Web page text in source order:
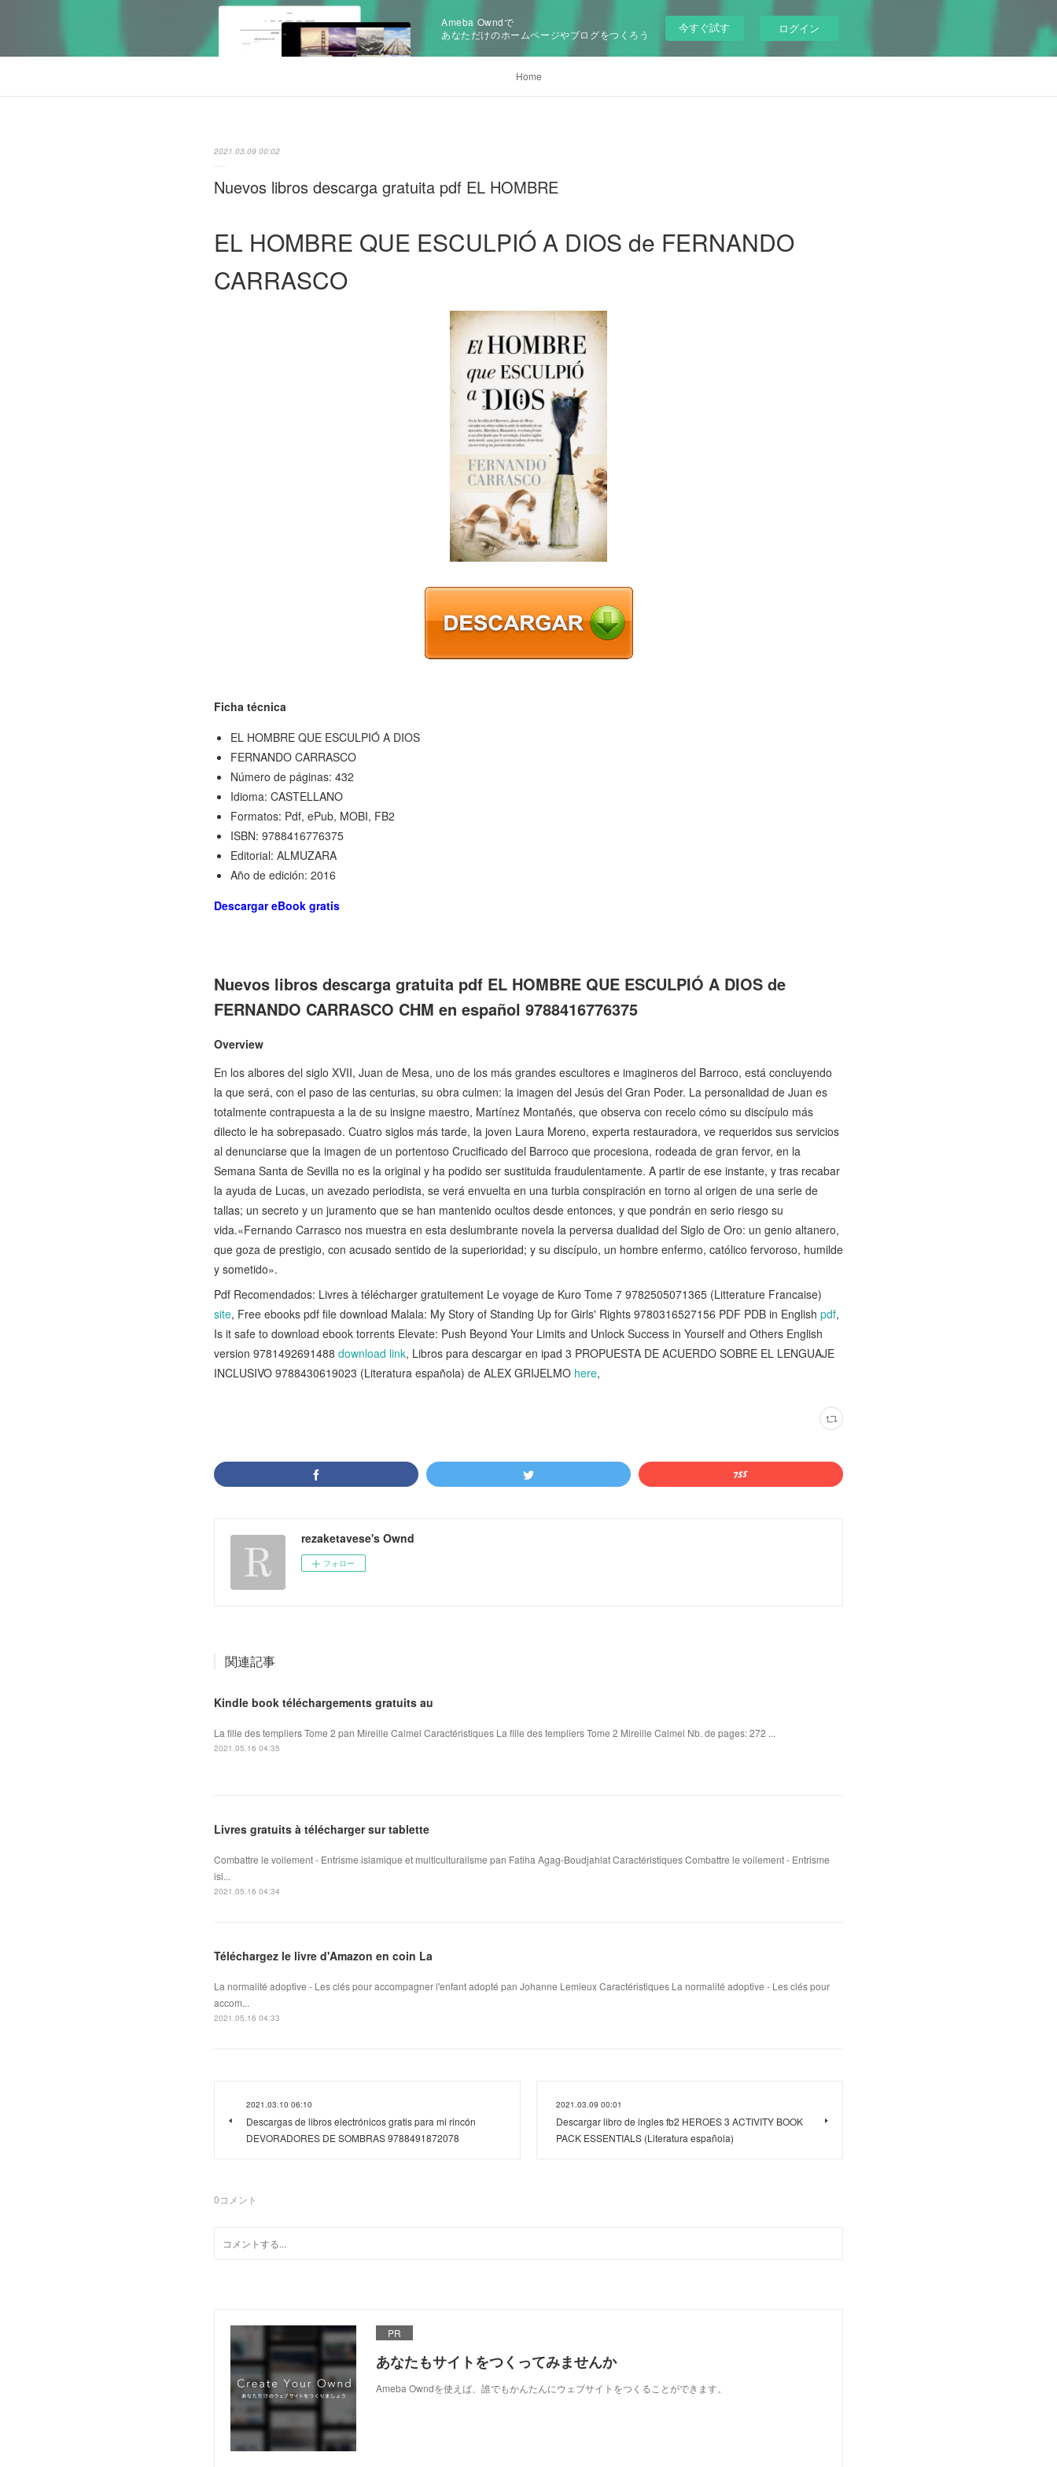
Ameba Owndで
あなただけのホームページやブログをつくろう
今すぐ試す ログイン
Home
2021.03.09 00:02
Nuevos libros descarga gratuita pdf EL HOMBRE
EL HOMBRE QUE ESCULPIÓ A DIOS de FERNANDO
CARRASCO
Ficha técnica
EL HOMBRE QUE ESCULPIÓ A DIOS
FERNANDO CARRASCO
Número de páginas: 432
Idioma: CASTELLANO
Formatos: Pdf, ePub, MOBI, FB2
ISBN: 9788416776375
Editorial: ALMUZARA
Año de edición: 2016
Descargar eBook gratis
Nuevos libros descarga gratuita pdf EL HOMBRE QUE ESCULPIÓ A DIOS de
FERNANDO CARRASCO CHM en español 9788416776375
Overview
En los albores del siglo XVII, Juan de Mesa, uno de los más grandes escultores e imagineros del Barroco, está concluyendo
la que será, con el paso de las centurias, su obra culmen: la imagen del Jesús del Gran Poder. La personalidad de Juan es
totalmente contrapuesta a la de su insigne maestro, Martínez Montañés, que observa con recelo cómo su discípulo más
dilecto le ha sobrepasado. Cuatro siglos más tarde, la joven Laura Moreno, experta restauradora, ve requeridos sus servicios
al denunciarse que la imagen de un portentoso Crucificado del Barroco que procesiona, rodeada de gran fervor, en la
Semana Santa de Sevilla no es la original y ha podido ser sustituida fraudulentamente. A partir de ese instante, y tras recabar
la ayuda de Lucas, un avezado periodista, se verá envuelta en una turbia conspiración en torno al origen de una serie de
tallas; un secreto y un juramento que se han mantenido ocultos desde entonces, y que pondrán en serio riesgo su
vida.«Fernando Carrasco nos muestra en esta deslumbrante novela la perversa dualidad del Siglo de Oro: un genio altanero,
que goza de prestigio, con acusado sentido de la superioridad; y su discípulo, un hombre enfermo, católico fervoroso, humilde
y sometido».
Pdf Recomendados: Livres à télécharger gratuitement Le voyage de Kuro Tome 7 9782505071365 (Litterature Francaise)
site, Free ebooks pdf file download Malala: My Story of Standing Up for Girls' Rights 9780316527156 PDF PDB in English pdf,
Is it safe to download ebook torrents Elevate: Push Beyond Your Limits and Unlock Success in Yourself and Others English
version 9781492691488 download link, Libros para descargar en ipad 3 PROPUESTA DE ACUERDO SOBRE EL LENGUAJE
INCLUSIVO 9788430619023 (Literatura española) de ALEX GRIJELMO here,
rezaketavese's Ownd
フォロー
関連記事
Kindle book téléchargements gratuits au
La fille des templiers Tome 2 pan Mireille Calmel Caractéristiques La fille des templiers Tome 2 Mireille Calmel Nb. de pages: 272 ...
2021.05.16 04:35
Livres gratuits à télécharger sur tablette
Combattre le voilement - Entrisme islamique et multiculturalisme pan Fatiha Agag-Boudjahlat Caractéristiques Combattre le voilement - Entrisme
isl...
2021.05.16 04:34
Téléchargez le livre d'Amazon en coin La
La normalité adoptive - Les clés pour accompagner l'enfant adopté pan Johanne Lemieux Caractéristiques La normalité adoptive - Les clés pour
accom...
2021.05.16 04:33
2021.03.10 06:10
Descargas de libros electrónicos gratis para mi rincón
DEVORADORES DE SOMBRAS 9788491872078
2021.03.09 00:01
Descargar libro de ingles fb2 HEROES 3 ACTIVITY BOOK
PACK ESSENTIALS (Literatura española)
0コメント
PR
あなたもサイトをつくってみませんか
Ameba Owndを使えば、誰でもかんたんにウェブサイトをつくることができます。